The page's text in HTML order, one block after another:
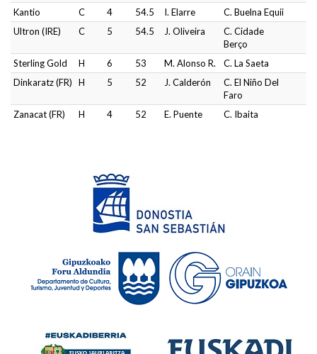
Kantio C 4 54.5 I. Elarre
C. Buelna Equii
Ultron (IRE)
C 5 54.5 J. Oliveira
C. Cidade
Berço
Sterling Gold
H 6 53 M. Alonso R.
C. La Saeta
Dinkaratz (FR)
H 5 52 J. Calderón
C. El Niño Del
Faro
Zanacat (FR)
H 4 52 E. Puente C. Ibaita